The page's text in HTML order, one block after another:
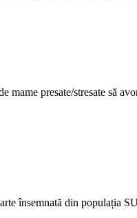
mame presate/stresate să
însemnată din populația